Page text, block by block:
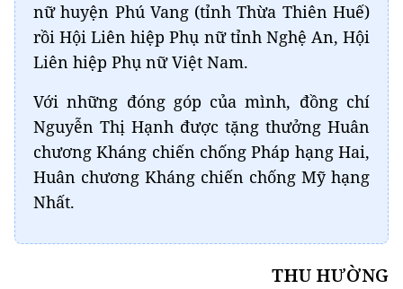
nữ huyện Phú Vang (tỉnh Thừa Thiên Huế)
rồi Hội Liên hiệp Phụ nữ tỉnh Nghệ An, Hội
Liên hiệp Phụ nữ Việt Nam.
Với những đóng góp của mình, đồng chí
Nguyễn Thị Hạnh được tặng thưởng Huân
chương Kháng chiến chống Pháp hạng Hai,
Huân chương Kháng chiến chống Mỹ hạng
Nhất.
THU HƯỜNG